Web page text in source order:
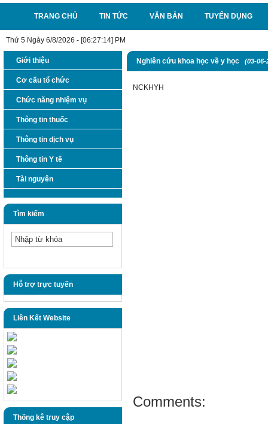
TRANG CHỦ TIN TỨC VĂN BẢN TUYỂN DỤNG
Thứ 5 Ngày 6/8/2026 - [06:27:14] PM
Giới thiệu
Cơ cấu tổ chức
Chức năng nhiệm vụ
Thông tin thuốc
Thông tin dịch vụ
Thông tin Y tế
Tài nguyên
Tìm kiếm
Hỗ trợ trực tuyến
Liên Kết Website
Thống kê truy cập
Nghiên cứu khoa học về y học (03-06-
NCKHYH
Comments: